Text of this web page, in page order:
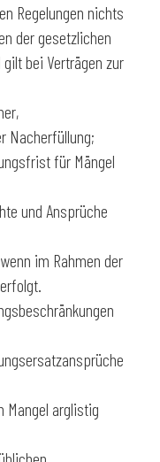
Regelungen nichts
der gesetzlichen
bei Verträgen zur
Nacherfüllung;
für Mängel
und Ansprüche
im Rahmen der
Mangel arglistig